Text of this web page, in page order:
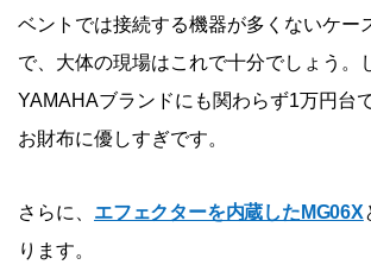
ベントでは接続する機器が多くないケー
で、大体の現場はこれで十分でしょう。
YAMAHAブランドにも関わらず1万円台
お財布に優しすぎです。
さらに、 エフェクターを内蔵したMG06X
ります。